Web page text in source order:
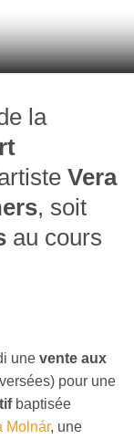
la
Vera
, soit
au cours
une vente aux
pour une
baptisée
Molnár, une